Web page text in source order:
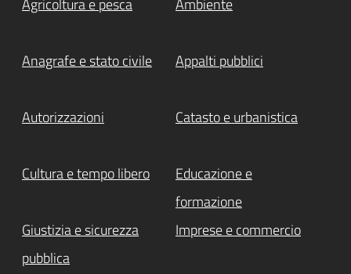
Anagrafe e stato civile Appalti pubblici
Autorizzazioni Catasto e urbanistica
Cultura e tempo libero
Educazione e
formazione
Giustizia e sicurezza
pubblica
Imprese e commercio